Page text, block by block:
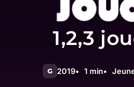
1,2,3
G 2019 1 min